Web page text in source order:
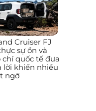
Cruiser FJ
sự ồn và
chí quốc tế đưa
lời khiến nhiều
ngờ